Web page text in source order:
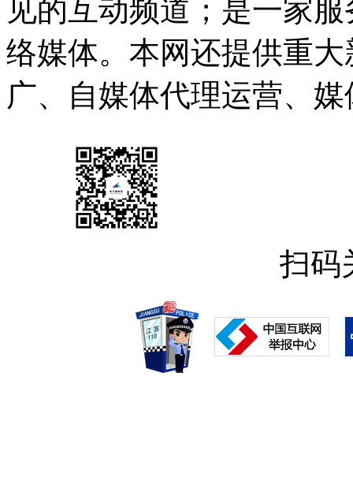
见的互动频道；是一家
络媒体。本网还提供重
广、自媒体代理运营、
扫码